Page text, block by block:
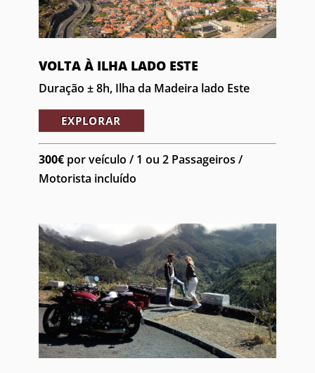
VOLTA À ILHA LADO ESTE
Duração ± 8h, Ilha da Madeira lado Este
EXPLORAR
300€por veículo / 1 ou 2 Passageiros /
Motorista incluído